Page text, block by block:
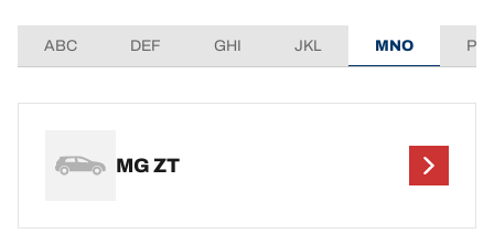
ABC DEF GHI JKL MNO
MG ZT